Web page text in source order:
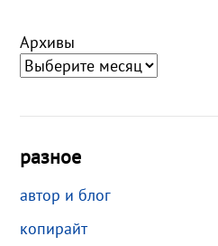
Архивы
разное
автор и блог
копирайт